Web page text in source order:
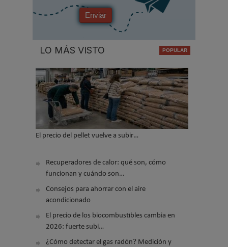
Enviar
LO MÁS VISTO
El precio del pellet vuelve a subir…
Recuperadores de calor: qué son, cómo
funcionan y cuándo son…
Consejos para ahorrar con el aire
acondicionado
El precio de los biocombustibles cambia en
2026: fuerte subi…
¿Cómo detectar el gas radón? Medición y